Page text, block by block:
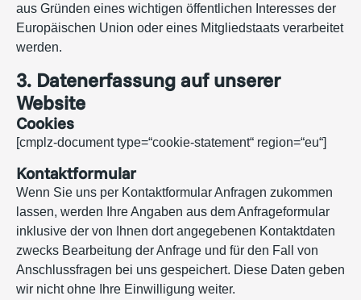
aus Gründen eines wichtigen öffentlichen Interesses der
Europäischen Union oder eines Mitgliedstaats verarbeitet
werden.
3. Datenerfassung auf unserer
Website
Cookies
[cmplz-document type=“cookie-statement“ region=“eu“]
Kontaktformular
Wenn Sie uns per Kontaktformular Anfragen zukommen
lassen, werden Ihre Angaben aus dem Anfrageformular
inklusive der von Ihnen dort angegebenen Kontaktdaten
zwecks Bearbeitung der Anfrage und für den Fall von
Anschlussfragen bei uns gespeichert. Diese Daten geben
wir nicht ohne Ihre Einwilligung weiter.